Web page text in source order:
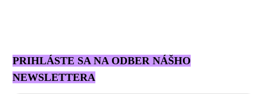
PRIHLÁSTE SA NA ODBER NÁŠHO
NEWSLETTERA